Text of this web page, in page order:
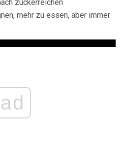
zuckerreichen
mehr zu essen, aber immer
ad